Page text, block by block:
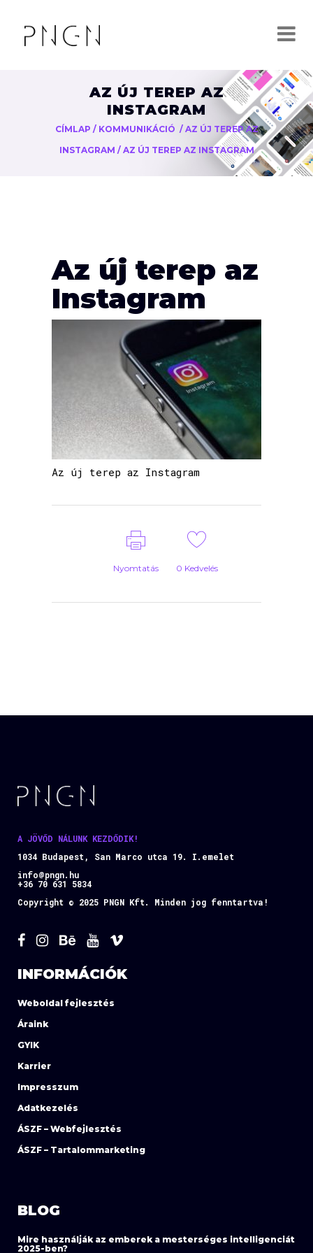
AZ ÚJ TEREP AZ
INSTAGRAM
CÍMLAP / KOMMUNIKÁCIÓ / AZ ÚJ TEREP AZ
INSTAGRAM / AZ ÚJ TEREP AZ INSTAGRAM
Az új terep az
Instagram
Az új terep az Instagram
Nyomtatás 0 Kedvelés
A JÖVŐD NÁLUNK KEZDŐDIK!
1034 Budapest, San Marco utca 19. I.emelet
info@pngn.hu
+36 70 631 5834
Copyright © 2025 PNGN Kft. Minden jog fenntartva!
INFORMÁCIÓK
Weboldal fejlesztés
Áraink
GYIK
Karrier
Impresszum
Adatkezelés
ÁSZF – Webfejlesztés
ÁSZF – Tartalommarketing
BLOG
Mire használják az emberek a mesterséges intelligenciát
2025-ben?